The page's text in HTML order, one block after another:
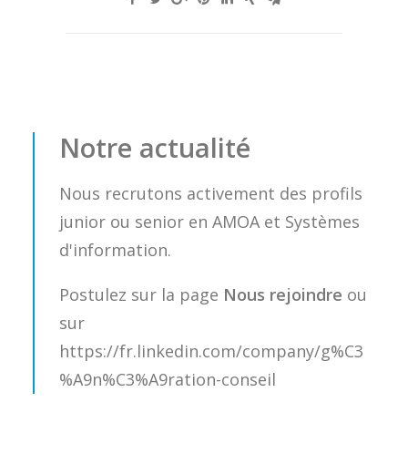
Notre actualité
Nous recrutons activement des profils
junior ou senior en AMOA et Systèmes
d'information.
Postulez sur la page Nous rejoindre ou
sur
https://fr.linkedin.com/company/g%C3
%A9n%C3%A9ration-conseil